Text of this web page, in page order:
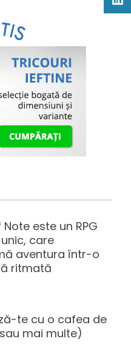
este un RPG
care
aventura într-o
ritmată
te cu o cafea de
mai multe)